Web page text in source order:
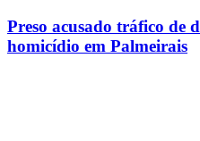
Preso acusado tráfico de
homicídio em Palmeirais